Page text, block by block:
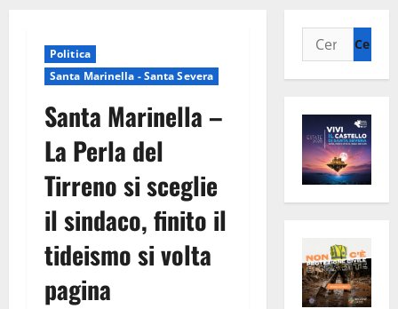
Politica
Santa Marinella - Santa Severa
Santa Marinella –
La Perla del
Tirreno si sceglie
il sindaco, finito il
tideismo si volta
pagina
Ricerca
per: